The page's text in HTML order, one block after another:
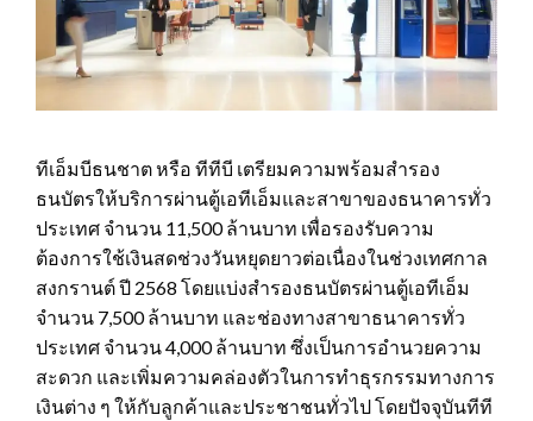
ทีเอ็มบีธนชาต หรือ ทีทีบี เตรียมความพร้อมสำรอง
ธนบัตรให้บริการผ่านตู้เอทีเอ็มและสาขาของธนาคารทั่ว
ประเทศ จำนวน 11,500 ล้านบาท เพื่อรองรับความ
ต้องการใช้เงินสดช่วงวันหยุดยาวต่อเนื่องในช่วงเทศกาล
สงกรานต์ ปี 2568 โดยแบ่งสำรองธนบัตรผ่านตู้เอทีเอ็ม
จำนวน 7,500 ล้านบาท และช่องทางสาขาธนาคารทั่ว
ประเทศ จำนวน 4,000 ล้านบาท ซึ่งเป็นการอำนวยความ
สะดวก และเพิ่มความคล่องตัวในการทำธุรกรรมทางการ
เงินต่าง ๆ ให้กับลูกค้าและประชาชนทั่วไป โดยปัจจุบันทีที